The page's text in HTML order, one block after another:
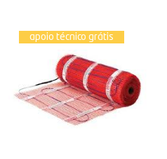
apoio técnico grátis